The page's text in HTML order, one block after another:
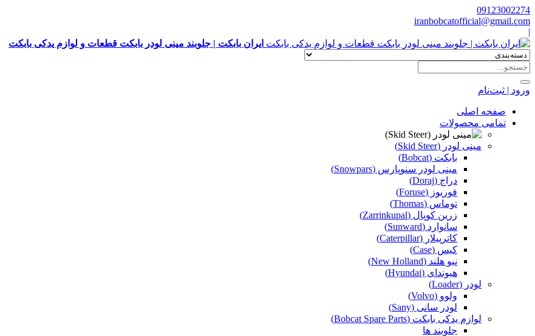
09123002274
iranbobcatofficial@gmail.com
|
ایران بابکت | جلوبند مینی لودر بابکت قطعات و لوازم یدکی بابکت
ورود | ثبت‌نام
صفحه اصلی
تمامی محصولات
مینی لودر (Skid Steer)
بابکت (Bobcat)
مینی لودر سنوپارس (Snowpars)
دراج (Doraj)
فوریوز (Foruse)
توماس (Thomas)
زرین کوپال (Zarrinkupal)
سانوارد (Sunward)
کاترپیلار (Caterpillar)
کیس (Case)
نیو هلند (New Holland)
هیوندای (Hyundai)
لودر (Loader)
ولوو (Volvo)
لودر سانی (Sany)
لوازم یدکی بابکت (Bobcat Spare Parts)
جلوبند ها